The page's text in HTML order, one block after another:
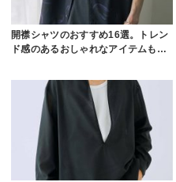
開襟シャツのおすすめ16選。トレン
ド感のあるおしゃれなアイテムも…